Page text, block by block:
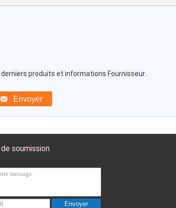
produits et informations Fournisseur.
soumission
Envoyer